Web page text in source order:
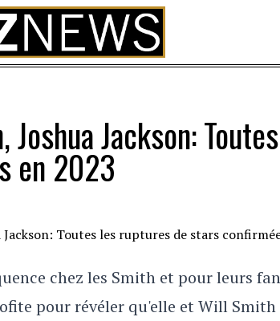
Jackson:
en 2023
chez les Smith et pour leurs
pour révéler qu'elle et Will Smith